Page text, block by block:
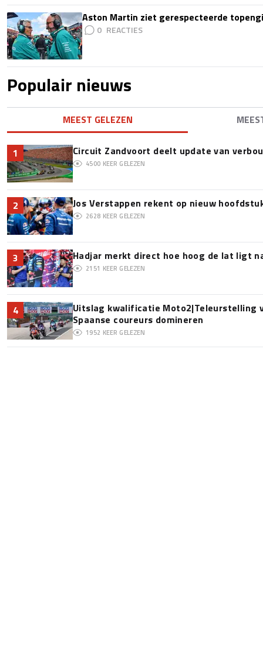
Aston Martin ziet gerespecteerde
0
Populair nieuws
MEEST GELEZEN
1 Circuit Zandvoort deelt update van
4500 KEER GELEZEN
2 Jos Verstappen rekent op nieuw
2628 KEER GELEZEN
3 Hadjar merkt direct hoe hoog de lat ligt
2151 KEER GELEZEN
4
Uitslag kwalificatie Moto2|Teleurstelling
Spaanse coureurs domineren
1952 KEER GELEZEN